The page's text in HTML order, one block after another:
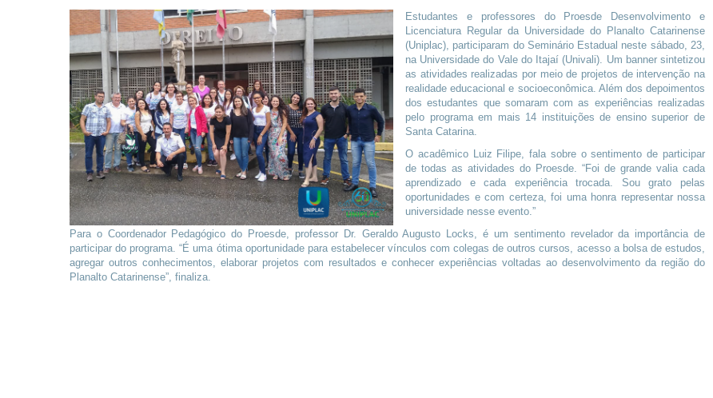
Estudantes e professores do Proesde Desenvolvimento e
Licenciatura Regular da Universidade do Planalto Catarinense
(Uniplac), participaram do Seminário Estadual neste sábado, 23,
na Universidade do Vale do Itajaí (Univali). Um banner sintetizou
as atividades realizadas por meio de projetos de intervenção na
realidade educacional e socioeconômica. Além dos depoimentos
dos estudantes que somaram com as experiências realizadas
pelo programa em mais 14 instituições de ensino superior de
Santa Catarina.
O acadêmico Luiz Filipe, fala sobre o sentimento de participar
de todas as atividades do Proesde. “Foi de grande valia cada
aprendizado e cada experiência trocada. Sou grato pelas
oportunidades e com certeza, foi uma honra representar nossa
universidade nesse evento.”
Para o Coordenador Pedagógico do Proesde, professor Dr. Geraldo Augusto Locks, é um sentimento revelador da importância de
participar do programa. “É uma ótima oportunidade para estabelecer vínculos com colegas de outros cursos, acesso a bolsa de estudos,
agregar outros conhecimentos, elaborar projetos com resultados e conhecer experiências voltadas ao desenvolvimento da região do
Planalto Catarinense”, finaliza.